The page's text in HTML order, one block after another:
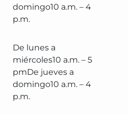
domingo10 a.m. – 4
p.m.
De lunes a
miércoles10 a.m. – 5
pmDe jueves a
domingo10 a.m. – 4
p.m.